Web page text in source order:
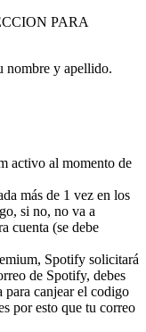
PARA
nombre y apellido.
activo al momento de
más de 1 vez en los
si no, no va a
cuenta (se debe
Spotify solicitará
de Spotify, debes
para canjear el codigo
por esto que tu correo